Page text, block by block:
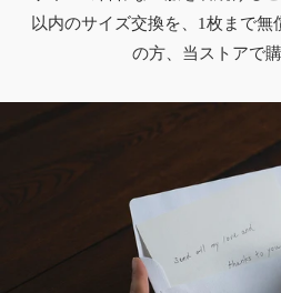
以内のサイズ交換を、1枚まで無
の方、当ストアで